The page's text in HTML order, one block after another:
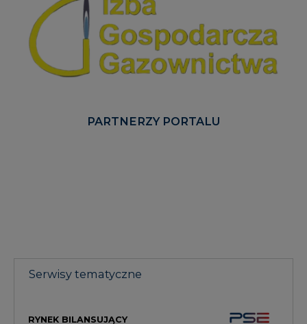
PARTNERZY PORTALU
Serwisy tematyczne
RYNEK BILANSUJĄCY